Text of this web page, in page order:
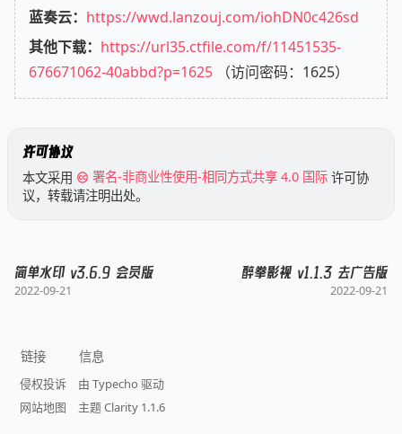
蓝奏云： https://wwd.lanzouj.com/iohDN0c426sd
其他下载： https://url35.ctfile.com/f/11451535-
676671062-40abbd?p=1625 （访问密码：1625）
许可协议
本文采用 署名-非商业性使用-相同方式共享 4.0 国际 许可协
议，转载请注明出处。
简单水印 v3.6.9 会员版
2022-09-21
醉拳影视 v1.1.3 去广告版
2022-09-21
链接
侵权投诉
网站地图
信息
由 Typecho 驱动
主题 Clarity 1.1.6